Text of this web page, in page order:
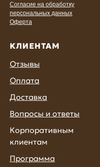
Согласие на обработку
персональных данных
Оферта
КЛИЕНТАМ
Отзывы
Оплата
Доставка
Вопросы и ответы
Корпоративным
клиентам
Программа